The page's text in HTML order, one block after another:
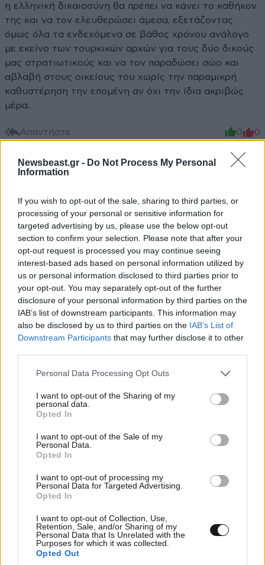
Newsbeast.gr - Do Not Process My Personal
Information
If you wish to opt-out of the sale, sharing to third parties, or
processing of your personal or sensitive information for
targeted advertising by us, please use the below opt-out
section to confirm your selection. Please note that after your
opt-out request is processed you may continue seeing
interest-based ads based on personal information utilized by
us or personal information disclosed to third parties prior to
your opt-out. You may separately opt-out of the further
disclosure of your personal information by third parties on the
IAB’s list of downstream participants. This information may
also be disclosed by us to third parties on the IAB’s List of
Downstream Participants that may further disclose it to other
Please note that this website/app uses one or more Google
not limited to your visit or usage behaviour. You may click to
grant or deny consent to Google and its third-party tags to
use your data for below specified purposes in below Google
consent section.
Personal Data Processing Opt Outs
I want to opt-out of the Sharing of my
personal data.
Opted In
I want to opt-out of the Sale of my
Personal Data.
Opted In
I want to opt-out of processing my
Personal Data for Targeted Advertising.
Opted In
I want to opt-out of Collection, Use,
Retention, Sale, and/or Sharing of my
Personal Data that Is Unrelated with the
Purposes for which it was collected.
Opted Out
η ελληνική δικαιοσύνη θα πρέπει να κάνει το καθήκον
της και να τον ελευθερώσει άμεσα, εξετάζοντας
όμως όλα τα ενδεχόμενα σε βάθος χρόνου ανάλογο
με εκείνο των τουρκικών αρχών για τους δύο δικούς
μας στρατιωτικούς και να τον παραδώσει σώο και
αβλαβή στους οικείους του χωρίς την παραμικρή
καθυστέρηση την επομένη αν όχι την ίδια ακριβώς
μέρα.
Απαντήστε 0 0
συνορα, μετα από 50 χλμ παρακατω να του κανουν
έλεγχο. Μετά να βρισκουν μια παρατυπία σε σχεση με
νόμο που ψηφιστηκε το ΠΡΩΙ στη βουλή και να
συλλαμβανεται. Μέχρι να μαθευτεί πιανεις καμια
50άρια Τουρκους και μετα το παζαρευεις... Θα τους
έχεις φυλακή και θα πεις στο σουλτανο οτι
"απολαμβανουν των δικαιωματων τους".. και η
ελληνική δικαιοσύνη ειναι ανεξαρτητη και θα
περιμενουμε να βγει η αποφαση.
Απαντήστε
ΠΕΡΙΣΣΟΤΕΡΑ ΣΧΟΛΙΑ
TRENDING
LIFESTYLE07·08·2026 18:48
Ξεσπά ο Χρήστος Δάντης: «Δεν περίμενα την
αχαριστία των ανθρώπων του χώρου»